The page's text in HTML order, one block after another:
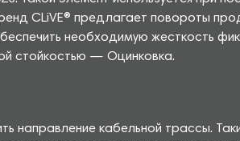
CLiVE® предлагает повороты
необходимую жесткость
стойкостью — Оцинковка.
направление кабельной трассы.